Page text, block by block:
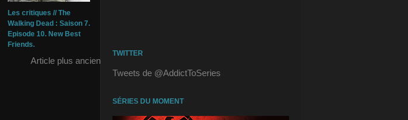
Les critiques // The
Walking Dead : Saison 7.
Episode 10. New Best
Friends.
Article plus ancien
TWITTER
Tweets de @AddictToSeries
SÉRIES DU MOMENT